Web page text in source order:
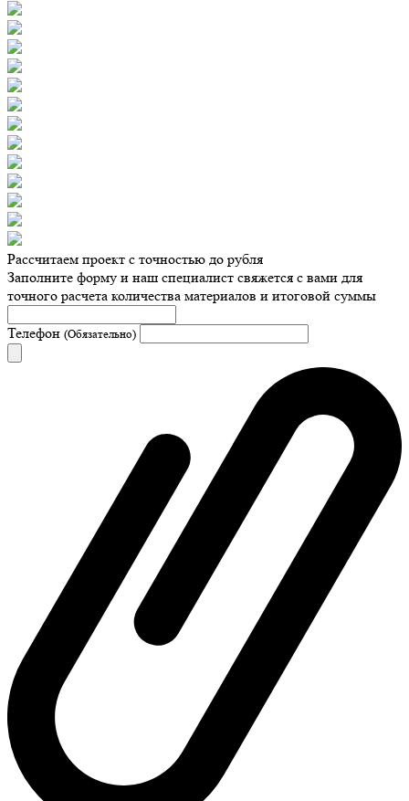
Рассчитаем проект с точностью до рубля
Заполните форму и наш специалист свяжется с вами для
точного расчета количества материалов и итоговой суммы
Телефон (Обязательно)